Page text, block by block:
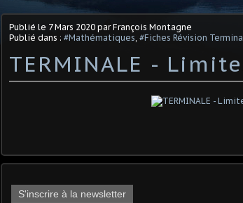
Publié le 7 Mars 2020 par François Montagne
Publié dans : #Mathématiques #Fiches Révision
TERMINALE -
S'inscrire à la newsletter